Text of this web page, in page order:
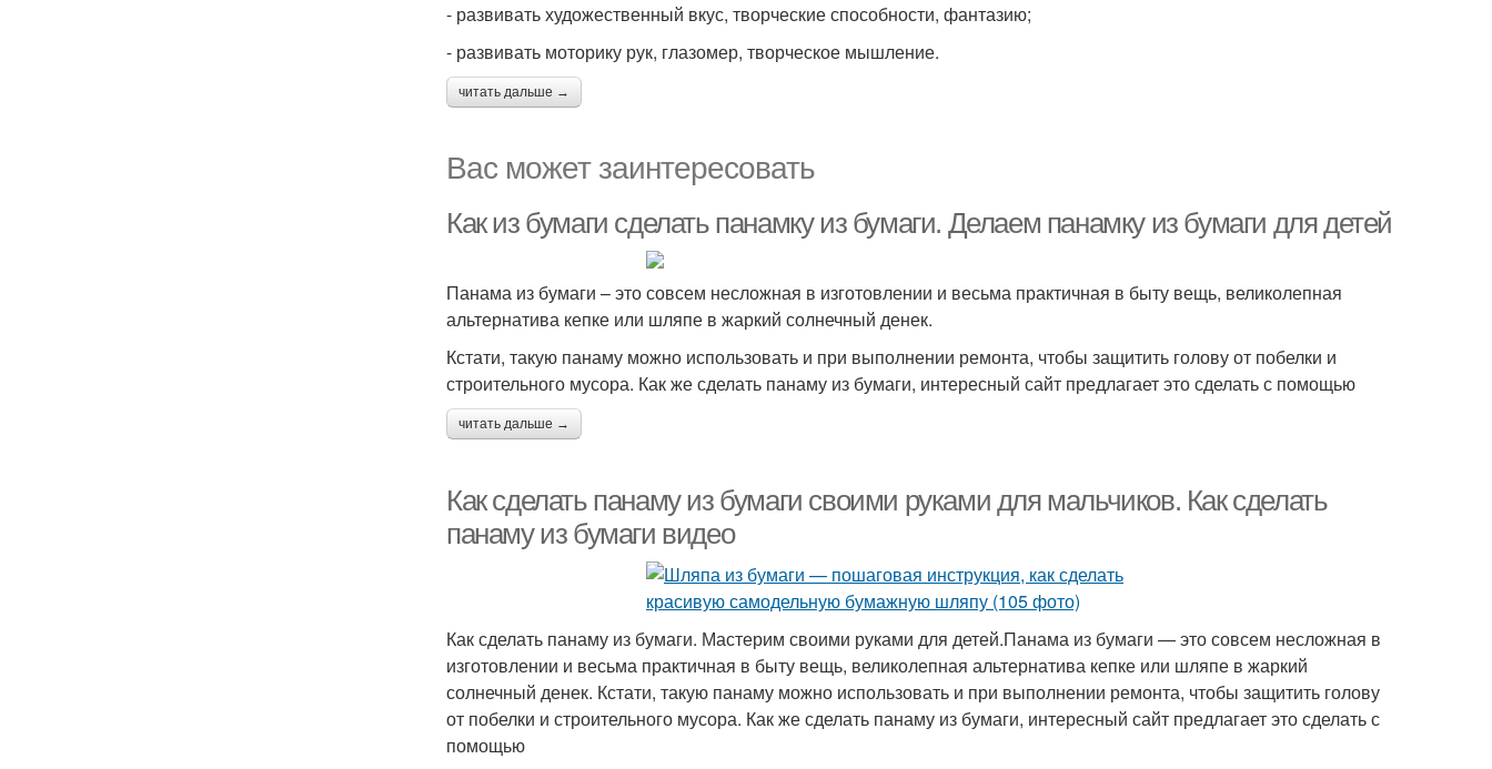
- развивать художественный вкус, творческие способности, фантазию;
- развивать моторику рук, глазомер, творческое мышление.
читать дальше →
Вас может заинтересовать
Как из бумаги сделать панамку из бумаги. Делаем панамку из бумаги для детей
Панама из бумаги – это совсем несложная в изготовлении и весьма практичная в быту вещь, великолепная
альтернатива кепке или шляпе в жаркий солнечный денек.
Кстати, такую панаму можно использовать и при выполнении ремонта, чтобы защитить голову от побелки и
строительного мусора. Как же сделать панаму из бумаги, интересный сайт предлагает это сделать с помощью
читать дальше →
Как сделать панаму из бумаги своими руками для мальчиков. Как сделать
панаму из бумаги видео
Как сделать панаму из бумаги. Мастерим своими руками для детей.Панама из бумаги — это совсем несложная в
изготовлении и весьма практичная в быту вещь, великолепная альтернатива кепке или шляпе в жаркий
солнечный денек. Кстати, такую панаму можно использовать и при выполнении ремонта, чтобы защитить голову
от побелки и строительного мусора. Как же сделать панаму из бумаги, интересный сайт предлагает это сделать с
помощью